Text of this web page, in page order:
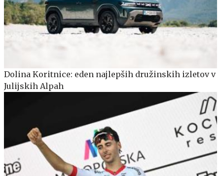
Dolina Koritnice: eden najlepših družinskih izletov v
Julijskih Alpah